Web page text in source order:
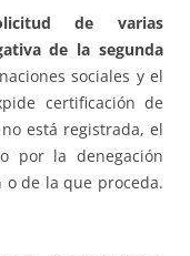
de varias
de la segunda
sociales y el
certificación de
está registrada, el
por la denegación
de la que proceda.